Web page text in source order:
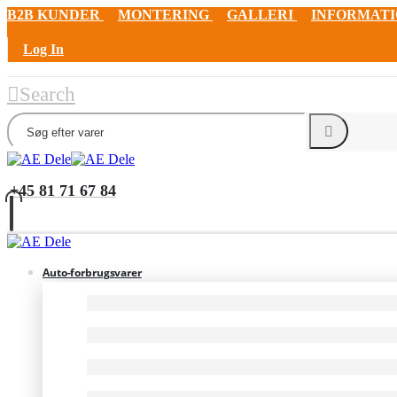
B2B KUNDER MONTERING GALLERI
Log In
Search
+45 81 71 67 84
Auto-forbrugsvarer